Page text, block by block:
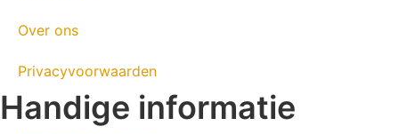
Over ons
Privacyvoorwaarden
Handige informatie